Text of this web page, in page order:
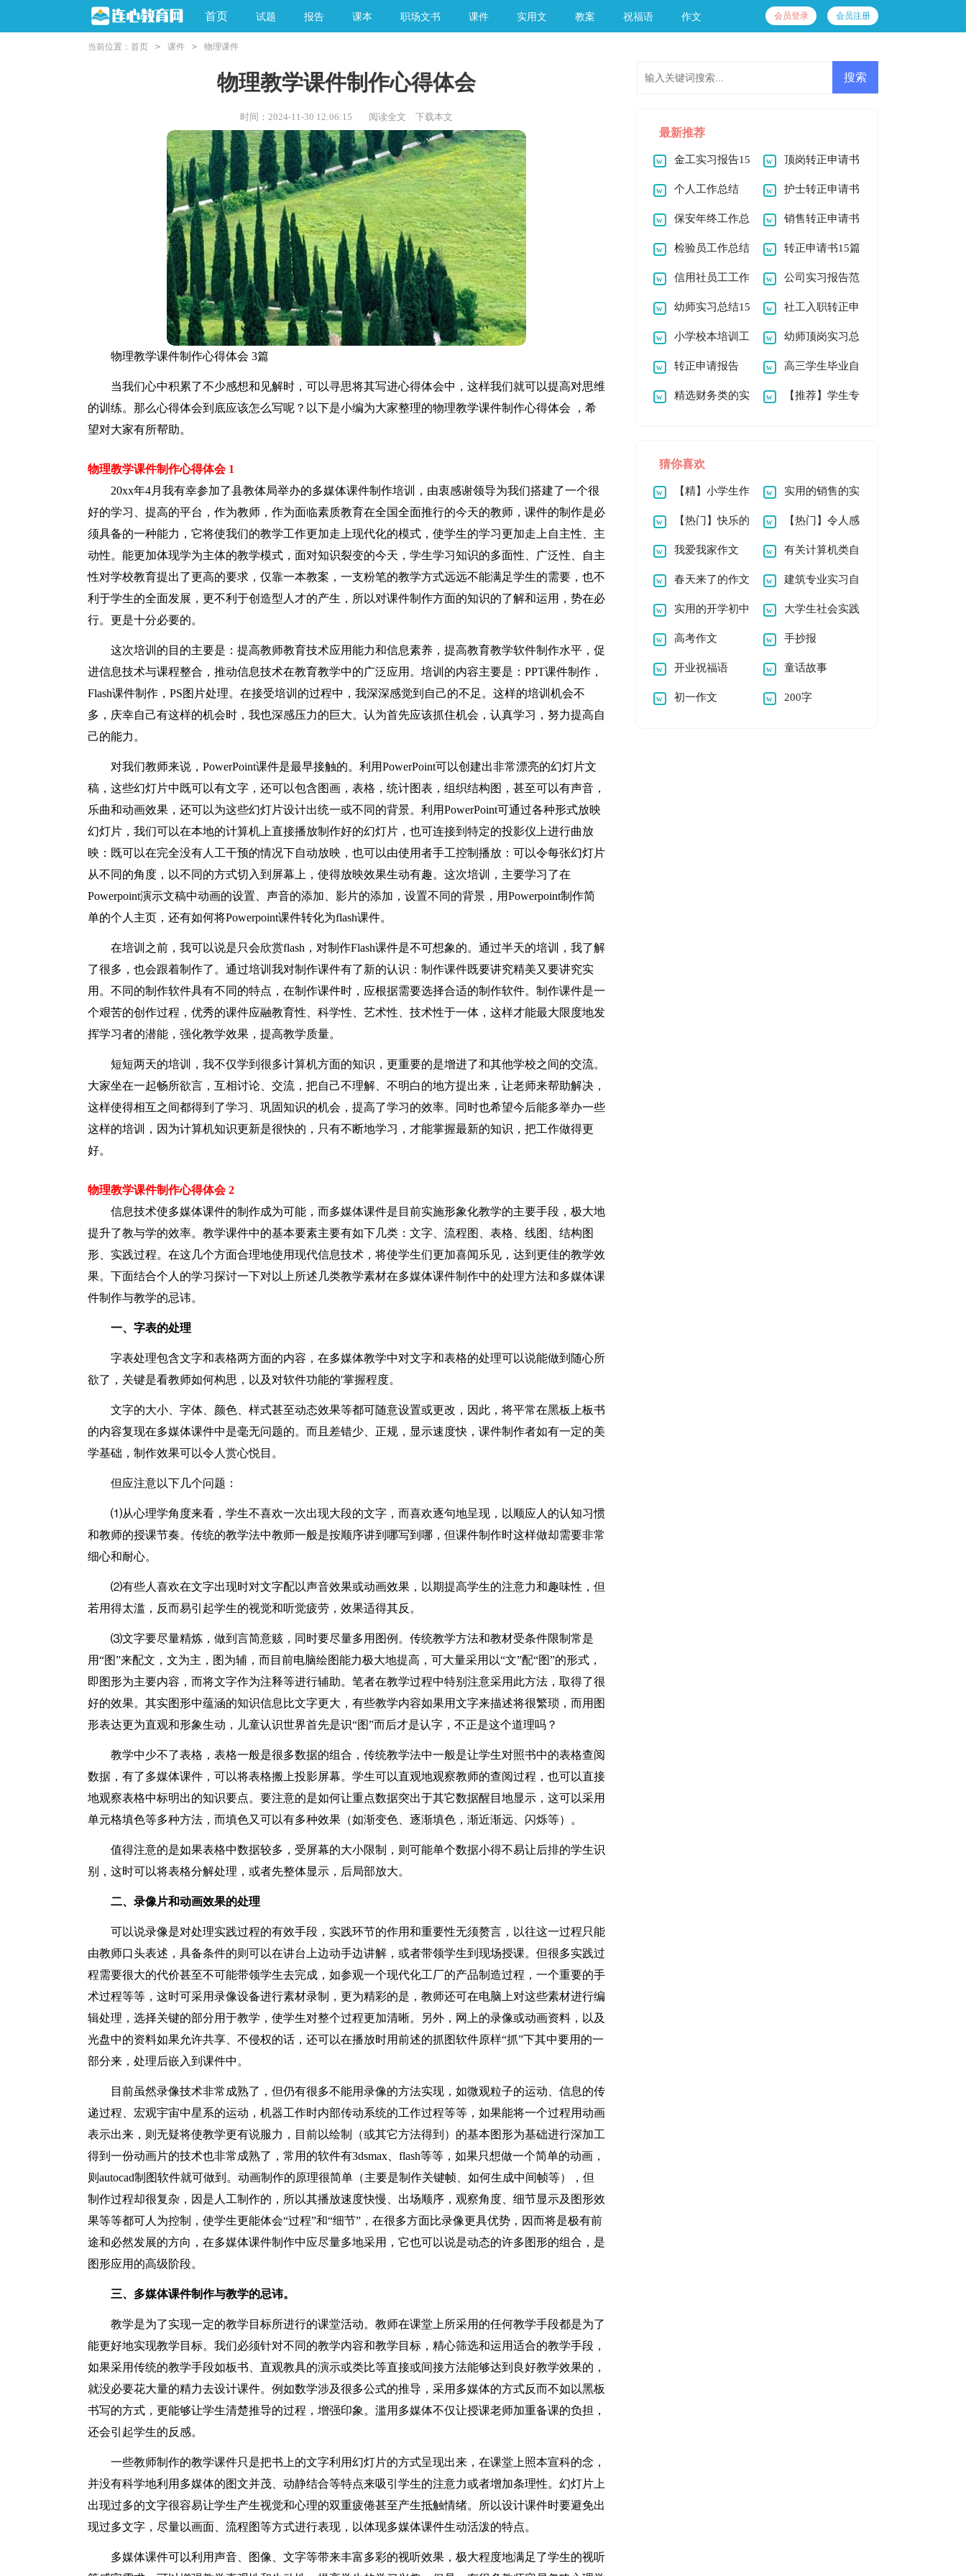
首页 试题 报告 课本 职场文书 课件 实用文 教案 祝福语 作文 会员登录 会员注册
当前位置： 首页 > 课件 > 物理课件
物理教学课件制作心得体会
时间：2024-11-30 12:06:15 阅读全文 下载本文
物理教学课件制作心得体会 3篇
当我们心中积累了不少感想和见解时，可以寻思将其写进心得体会中，这样我们就可以提高对思维
的训练。那么心得体会到底应该怎么写呢？以下是小编为大家整理的物理教学课件制作心得体会 ，希
望对大家有所帮助。
物理教学课件制作心得体会 1
20xx年4月我有幸参加了县教体局举办的多媒体课件制作培训，由衷感谢领导为我们搭建了一个很
好的学习、提高的平台，作为教师，作为面临素质教育在全国全面推行的今天的教师，课件的制作是必
须具备的一种能力，它将使我们的教学工作更加走上现代化的模式，使学生的学习更加走上自主性、主
动性。能更加体现学为主体的教学模式，面对知识裂变的今天，学生学习知识的多面性、广泛性、自主
性对学校教育提出了更高的要求，仅靠一本教案，一支粉笔的教学方式远远不能满足学生的需要，也不
利于学生的全面发展，更不利于创造型人才的产生，所以对课件制作方面的知识的了解和运用，势在必
行。更是十分必要的。
这次培训的目的主要是：提高教师教育技术应用能力和信息素养，提高教育教学软件制作水平，促
进信息技术与课程整合，推动信息技术在教育教学中的广泛应用。培训的内容主要是：PPT课件制作，
Flash课件制作，PS图片处理。在接受培训的过程中，我深深感觉到自己的不足。这样的培训机会不
多，庆幸自己有这样的机会时，我也深感压力的巨大。认为首先应该抓住机会，认真学习，努力提高自
己的能力。
对我们教师来说，PowerPoint课件是最早接触的。利用PowerPoint可以创建出非常漂亮的幻灯片文
稿，这些幻灯片中既可以有文字，还可以包含图画，表格，统计图表，组织结构图，甚至可以有声音，
乐曲和动画效果，还可以为这些幻灯片设计出统一或不同的背景。利用PowerPoint可通过各种形式放映
幻灯片，我们可以在本地的计算机上直接播放制作好的幻灯片，也可连接到特定的投影仪上进行曲放
映：既可以在完全没有人工干预的情况下自动放映，也可以由使用者手工控制播放：可以令每张幻灯片
从不同的角度，以不同的方式切入到屏幕上，使得放映效果生动有趣。这次培训，主要学习了在
Powerpoint演示文稿中动画的设置、声音的添加、影片的添加，设置不同的背景，用Powerpoint制作简
单的个人主页，还有如何将Powerpoint课件转化为flash课件。
在培训之前，我可以说是只会欣赏flash，对制作Flash课件是不可想象的。通过半天的培训，我了解
了很多，也会跟着制作了。通过培训我对制作课件有了新的认识：制作课件既要讲究精美又要讲究实
用。不同的制作软件具有不同的特点，在制作课件时，应根据需要选择合适的制作软件。制作课件是一
个艰苦的创作过程，优秀的课件应融教育性、科学性、艺术性、技术性于一体，这样才能最大限度地发
挥学习者的潜能，强化教学效果，提高教学质量。
短短两天的培训，我不仅学到很多计算机方面的知识，更重要的是增进了和其他学校之间的交流。
大家坐在一起畅所欲言，互相讨论、交流，把自己不理解、不明白的地方提出来，让老师来帮助解决，
这样使得相互之间都得到了学习、巩固知识的机会，提高了学习的效率。同时也希望今后能多举办一些
这样的培训，因为计算机知识更新是很快的，只有不断地学习，才能掌握最新的知识，把工作做得更
好。
物理教学课件制作心得体会 2
信息技术使多媒体课件的制作成为可能，而多媒体课件是目前实施形象化教学的主要手段，极大地
提升了教与学的效率。教学课件中的基本要素主要有如下几类：文字、流程图、表格、线图、结构图
形、实践过程。在这几个方面合理地使用现代信息技术，将使学生们更加喜闻乐见，达到更佳的教学效
果。下面结合个人的学习探讨一下对以上所述几类教学素材在多媒体课件制作中的处理方法和多媒体课
件制作与教学的忌讳。
一、字表的处理
字表处理包含文字和表格两方面的内容，在多媒体教学中对文字和表格的处理可以说能做到随心所
欲了，关键是看教师如何构思，以及对软件功能的'掌握程度。
文字的大小、字体、颜色、样式甚至动态效果等都可随意设置或更改，因此，将平常在黑板上板书
的内容复现在多媒体课件中是毫无问题的。而且差错少、正规，显示速度快，课件制作者如有一定的美
学基础，制作效果可以令人赏心悦目。
但应注意以下几个问题：
⑴从心理学角度来看，学生不喜欢一次出现大段的文字，而喜欢逐句地呈现，以顺应人的认知习惯
和教师的授课节奏。传统的教学法中教师一般是按顺序讲到哪写到哪，但课件制作时这样做却需要非常
细心和耐心。
⑵有些人喜欢在文字出现时对文字配以声音效果或动画效果，以期提高学生的注意力和趣味性，但
若用得太滥，反而易引起学生的视觉和听觉疲劳，效果适得其反。
⑶文字要尽量精炼，做到言简意赅，同时要尽量多用图例。传统教学方法和教材受条件限制常是
用“图”来配文，文为主，图为辅，而目前电脑绘图能力极大地提高，可大量采用以“文”配“图”的形式，
即图形为主要内容，而将文字作为注释等进行辅助。笔者在教学过程中特别注意采用此方法，取得了很
好的效果。其实图形中蕴涵的知识信息比文字更大，有些教学内容如果用文字来描述将很繁琐，而用图
形表达更为直观和形象生动，儿童认识世界首先是识“图”而后才是认字，不正是这个道理吗？
教学中少不了表格，表格一般是很多数据的组合，传统教学法中一般是让学生对照书中的表格查阅
数据，有了多媒体课件，可以将表格搬上投影屏幕。学生可以直观地观察教师的查阅过程，也可以直接
地观察表格中标明出的知识要点。要注意的是如何让重点数据突出于其它数据醒目地显示，这可以采用
单元格填色等多种方法，而填色又可以有多种效果（如渐变色、逐渐填色，渐近渐远、闪烁等）。
值得注意的是如果表格中数据较多，受屏幕的大小限制，则可能单个数据小得不易让后排的学生识
别，这时可以将表格分解处理，或者先整体显示，后局部放大。
二、录像片和动画效果的处理
可以说录像是对处理实践过程的有效手段，实践环节的作用和重要性无须赘言，以往这一过程只能
由教师口头表述，具备条件的则可以在讲台上边动手边讲解，或者带领学生到现场授课。但很多实践过
程需要很大的代价甚至不可能带领学生去完成，如参观一个现代化工厂的产品制造过程，一个重要的手
术过程等等，这时可采用录像设备进行素材录制，更为精彩的是，教师还可在电脑上对这些素材进行编
辑处理，选择关键的部分用于教学，使学生对整个过程更加清晰。另外，网上的录像或动画资料，以及
光盘中的资料如果允许共享、不侵权的话，还可以在播放时用前述的抓图软件原样“抓”下其中要用的一
部分来，处理后嵌入到课件中。
目前虽然录像技术非常成熟了，但仍有很多不能用录像的方法实现，如微观粒子的运动、信息的传
递过程、宏观宇宙中星系的运动，机器工作时内部传动系统的工作过程等等，如果能将一个过程用动画
表示出来，则无疑将使教学更有说服力，目前以绘制（或其它方法得到）的基本图形为基础进行深加工
得到一份动画片的技术也非常成熟了，常用的软件有3dsmax、flash等等，如果只想做一个简单的动画，
则autocad制图软件就可做到。动画制作的原理很简单（主要是制作关键帧、如何生成中间帧等），但
制作过程却很复杂，因是人工制作的，所以其播放速度快慢、出场顺序，观察角度、细节显示及图形效
果等等都可人为控制，使学生更能体会“过程”和“细节”，在很多方面比录像更具优势，因而将是极有前
途和必然发展的方向，在多媒体课件制作中应尽量多地采用，它也可以说是动态的许多图形的组合，是
图形应用的高级阶段。
三、多媒体课件制作与教学的忌讳。
教学是为了实现一定的教学目标所进行的课堂活动。教师在课堂上所采用的任何教学手段都是为了
能更好地实现教学目标。我们必须针对不同的教学内容和教学目标，精心筛选和运用适合的教学手段，
如果采用传统的教学手段如板书、直观教具的演示或类比等直接或间接方法能够达到良好教学效果的，
就没必要花大量的精力去设计课件。例如数学涉及很多公式的推导，采用多媒体的方式反而不如以黑板
书写的方式，更能够让学生清楚推导的过程，增强印象。滥用多媒体不仅让授课老师加重备课的负担，
还会引起学生的反感。
一些教师制作的教学课件只是把书上的文字利用幻灯片的方式呈现出来，在课堂上照本宣科的念，
并没有科学地利用多媒体的图文并茂、动静结合等特点来吸引学生的注意力或者增加条理性。幻灯片上
出现过多的文字很容易让学生产生视觉和心理的双重疲倦甚至产生抵触情绪。所以设计课件时要避免出
现过多文字，尽量以画面、流程图等方式进行表现，以体现多媒体课件生动活泼的特点。
多媒体课件可以利用声音、图像、文字等带来丰富多彩的视听效果，极大程度地满足了学生的视听
最新推荐
金工实习报告15
篇
顶岗转正申请书
个人工作总结
(通用15篇)
护士转正申请书
保安年终工作总
结
销售转正申请书
检验员工作总结 转正申请书15篇
信用社员工工作
总结
公司实习报告范
文汇总10篇
幼师实习总结15
篇
社工入职转正申
请书
小学校本培训工
作总结
幼师顶岗实习总
结
转正申请报告 高三学生毕业自
我鉴定
精选财务类的实 【推荐】学生专
猜你喜欢
【精】小学生作
文
实用的销售的实
习报告4篇
【热门】快乐的
新年作文600字6篇
【热门】令人感
动的一件事作文
我爱我家作文
400字（通用15篇）
有关计算机类自
荐信锦集7篇
春天来了的作文
300字六篇
建筑专业实习自
我鉴定
实用的开学初中
作文300字四篇
大学生社会实践
报告集锦15篇
高考作文 手抄报
开业祝福语 童话故事
初一作文 200字